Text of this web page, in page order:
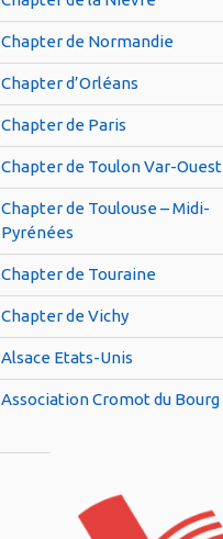
Chapter de Normandie
Chapter d’Orléans
Chapter de Paris
Chapter de Toulon Var-Ouest
Chapter de Toulouse – Midi-
Pyrénées
Chapter de Touraine
Chapter de Vichy
Alsace Etats-Unis
Association Cromot du Bourg